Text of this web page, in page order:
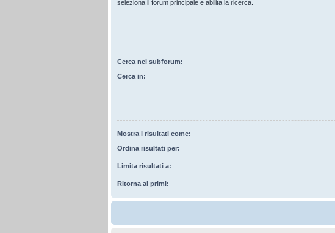
seleziona il forum principale e abilita la ricerca.
Cerca nei subforum:
Cerca in:
Mostra i risultati come:
Ordina risultati per:
Limita risultati a:
Ritorna ai primi: